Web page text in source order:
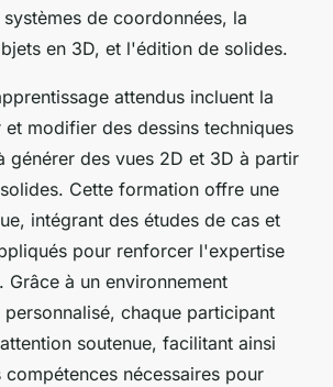
de coordonnées, la
en 3D, et l'édition de solides.
attendus incluent la
modifier des dessins techniques
générer des vues 2D et 3D à partir
Cette formation offre une
intégrant des études de cas et
pour renforcer l'expertise
Grâce à un environnement
chaque participant
soutenue, facilitant ainsi
nécessaires pour